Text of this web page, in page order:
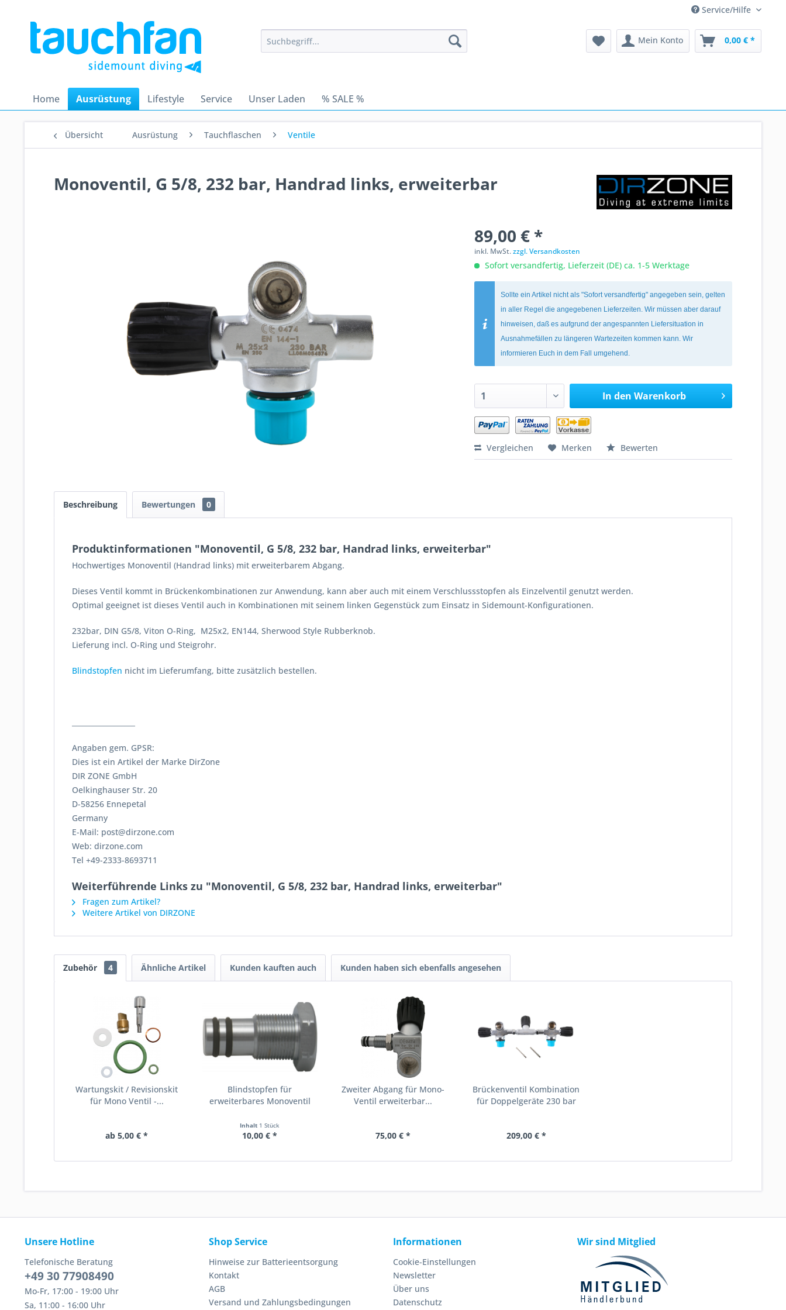
Service/Hilfe
Mein Konto 0,00 € *
Home Ausrüstung Lifestyle Service Unser Laden % SALE %
Übersicht Ausrüstung Tauchflaschen Ventile
Monoventil, G 5/8, 232 bar, Handrad links, erweiterbar
89,00 € *
inkl. MwSt.zzgl. Versandkosten
Sofort versandfertig, Lieferzeit (DE) ca. 1-5 Werktage
Sollte ein Artikel nicht als "Sofort versandfertig" angegeben sein, gelten
in aller Regel die angegebenen Lieferzeiten. Wir müssen aber darauf
hinweisen, daß es aufgrund der angespannten Liefersituation in
Ausnahmefällen zu längeren Wartezeiten kommen kann. Wir
informieren Euch in dem Fall umgehend.
In den Warenkorb
Vergleichen Merken Bewerten
Beschreibung Bewertungen 0
Produktinformationen "Monoventil, G 5/8, 232 bar, Handrad links, erweiterbar"
Hochwertiges Monoventil (Handrad links) mit erweiterbarem Abgang.
Dieses Ventil kommt in Brückenkombinationen zur Anwendung, kann aber auch mit einem Verschlussstopfen als Einzelventil genutzt werden.
Optimal geeignet ist dieses Ventil auch in Kombinationen mit seinem linken Gegenstück zum Einsatz in Sidemount-Konfigurationen.
232bar, DIN G5/8, Viton O-Ring, M25x2, EN144, Sherwood Style Rubberknob.
Lieferung incl. O-Ring und Steigrohr.
Blindstopfen nicht im Lieferumfang, bitte zusätzlich bestellen.
Angaben gem. GPSR:
Dies ist ein Artikel der Marke DirZone
DIR ZONE GmbH
Oelkinghauser Str. 20
D-58256 Ennepetal
Germany
E-Mail: post@dirzone.com
Web: dirzone.com
Tel +49-2333-8693711
Weiterführende Links zu "Monoventil, G 5/8, 232 bar, Handrad links, erweiterbar"
Fragen zum Artikel?
Weitere Artikel von DIRZONE
Zubehör 4 Ähnliche Artikel Kunden kauften auch Kunden haben sich ebenfalls angesehen
Wartungskit / Revisionskit
für Mono Ventil -...
ab 5,00 € *
Blindstopfen für
erweiterbares Monoventil
Inhalt 1 Stück
10,00 € *
Zweiter Abgang für Mono-
Ventil erweiterbar...
75,00 € *
Brückenventil Kombination
für Doppelgeräte 230 bar
209,00 € *
Unsere Hotline
Telefonische Beratung
+49 30 77908490
Mo-Fr, 17:00 - 19:00 Uhr
Sa, 11:00 - 16:00 Uhr
Shop Service
Hinweise zur Batterieentsorgung
Kontakt
AGB
Versand und Zahlungsbedingungen
Informationen
Cookie-Einstellungen
Newsletter
Über uns
Datenschutz
Wir sind Mitglied